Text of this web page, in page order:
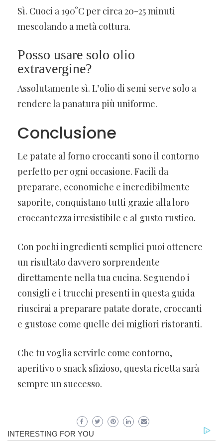
Sì. Cuoci a 190°C per circa 20-25 minuti
mescolando a metà cottura.
Posso usare solo olio
extravergine?
Assolutamente sì. L’olio di semi serve solo a
rendere la panatura più uniforme.
Conclusione
Le patate al forno croccanti sono il contorno
perfetto per ogni occasione. Facili da
preparare, economiche e incredibilmente
saporite, conquistano tutti grazie alla loro
croccantezza irresistibile e al gusto rustico.
Con pochi ingredienti semplici puoi ottenere
un risultato davvero sorprendente
direttamente nella tua cucina. Seguendo i
consigli e i trucchi presenti in questa guida
riuscirai a preparare patate dorate, croccanti
e gustose come quelle dei migliori ristoranti.
Che tu voglia servirle come contorno,
aperitivo o snack sfizioso, questa ricetta sarà
sempre un successo.